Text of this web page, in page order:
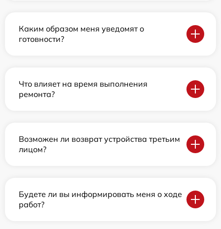
Каким образом меня уведомят о
готовности?
Что влияет на время выполнения
ремонта?
Возможен ли возврат устройства третьим
лицом?
Будете ли вы информировать меня о ходе
работ?